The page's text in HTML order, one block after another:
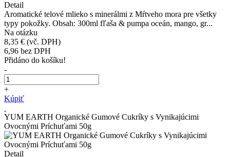
Detail
Aromatické telové mlieko s minerálmi z Mŕtveho mora pre všetky
typy pokožky. Obsah: 300ml fľaša & pumpa oceán, mango, gr...
Na otázku
8,35 € (vč. DPH)
6,96 bez DPH
Přidáno do košíku!
-
+
Kúpiť
YUM EARTH Organické Gumové Cukríky s Vynikajúcimi
Ovocnými Príchuťami 50g
Detail